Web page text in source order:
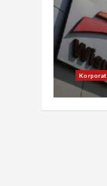
Korporat